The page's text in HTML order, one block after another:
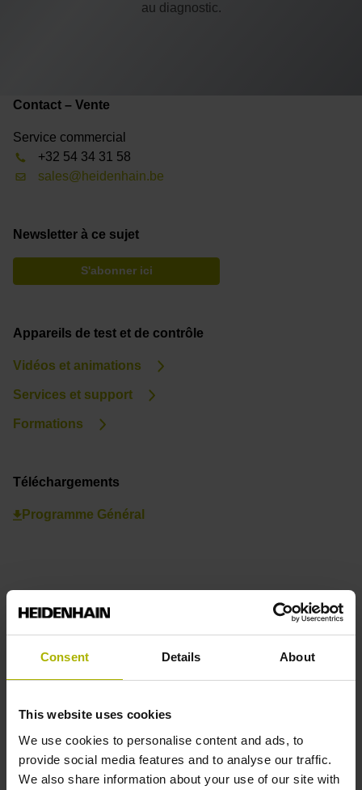
Consent Details About
This website uses cookies
We use cookies to personalise content and ads, to
provide social media features and to analyse our traffic.
We also share information about your use of our site with
au diagnostic.
Contact – Vente
Service commercial
+32 54 34 31 58
sales@heidenhain.be
Newsletter à ce sujet
S'abonner ici
Appareils de test et de contrôle
Vidéos et animations
Services et support
Formations
Téléchargements
Programme Général